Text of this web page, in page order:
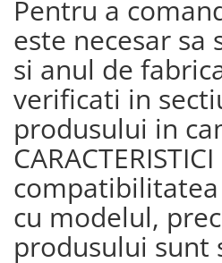
Pentru a
este necesar sa
si anul de
verificati in
produsului in
CARACTERISTICI
cu modelul,
produsului sunt